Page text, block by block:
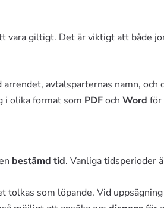
giltigt. Det är viktigt att både
avtalsparternas namn, och
olika format som PDFoch Word för
bestämd tid. Vanliga tidsperioder
tolkas som löpande. Vid